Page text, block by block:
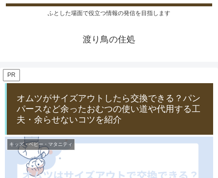
ふとした場面で役立つ情報の発信を目指します
渡り鳥の住処
PR
オムツがサイズアウトしたら交換できる？パン
パースなど余ったおむつの使い道や代用する工
夫・余らせないコツを紹介
キッズ・ベビー・マタニティ